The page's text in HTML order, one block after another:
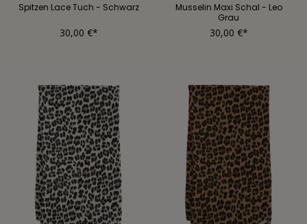
Spitzen Lace Tuch - Schwarz
30,00 €*
Musselin Maxi Schal - Leo
Grau
30,00 €*